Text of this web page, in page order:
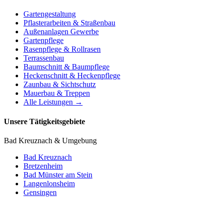
Gartengestaltung
Pflasterarbeiten & Straßenbau
Außenanlagen Gewerbe
Gartenpflege
Rasenpflege & Rollrasen
Terrassenbau
Baumschnitt & Baumpflege
Heckenschnitt & Heckenpflege
Zaunbau & Sichtschutz
Mauerbau & Treppen
Alle Leistungen →
Unsere Tätigkeitsgebiete
Bad Kreuznach & Umgebung
Bad Kreuznach
Bretzenheim
Bad Münster am Stein
Langenlonsheim
Gensingen